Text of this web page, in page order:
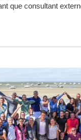
que consultant